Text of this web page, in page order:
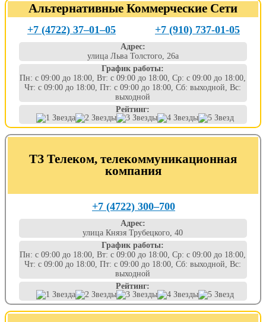
Альтернативные Коммерческие Сети
+7 (4722) 37‒01‒05 +7 (910) 737-01-05
Адрес:
улица Льва Толстого, 26а
График работы:
Пн: с 09:00 до 18:00, Вт: с 09:00 до 18:00, Ср: с 09:00 до 18:00,
Чт: с 09:00 до 18:00, Пт: с 09:00 до 18:00, Сб: выходной, Вс:
выходной
Рейтинг:
ТЗ Телеком, телекоммуникационная
компания
+7 (4722) 300‒700
Адрес:
улица Князя Трубецкого, 40
График работы:
Пн: с 09:00 до 18:00, Вт: с 09:00 до 18:00, Ср: с 09:00 до 18:00,
Чт: с 09:00 до 18:00, Пт: с 09:00 до 18:00, Сб: выходной, Вс:
выходной
Рейтинг: